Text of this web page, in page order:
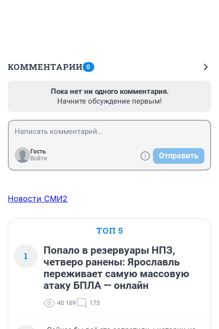
КОММЕНТАРИИ 0
Пока нет ни одного комментария.
Начните обсуждение первым!
Гость
Войти
Отправить
Новости СМИ2
ТОП 5
1
Попало в резервуары НПЗ,
четверо ранены: Ярославль
переживает самую массовую
атаку БПЛА — онлайн
40 189 173